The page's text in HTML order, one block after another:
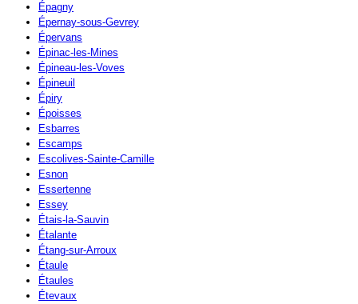
Épagny
Épernay-sous-Gevrey
Épervans
Épinac-les-Mines
Épineau-les-Voves
Épineuil
Épiry
Époisses
Esbarres
Escamps
Escolives-Sainte-Camille
Esnon
Essertenne
Essey
Étais-la-Sauvin
Étalante
Étang-sur-Arroux
Étaule
Étaules
Étevaux